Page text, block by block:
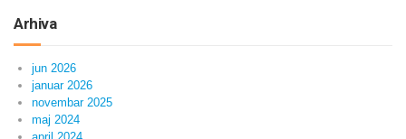
Arhiva
jun 2026
januar 2026
novembar 2025
maj 2024